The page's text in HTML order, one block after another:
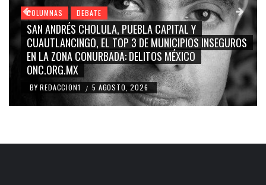
COLUMNAS DEBATE
GRACE PALOMARES, NAY SALVATORI, SERGIO MAYER,
CARMEN SALINAS “LA CORCHOLATA”, CUAUHTÉMOC
BLANCO, SILVIA PINAL: LA TRIVIALIZACIÓN Y
RIDICULIZACIÓN DE LA REPRESENTACIÓN CIUDADANA
BY REDACCION1 / 4 AGOSTO, 2026